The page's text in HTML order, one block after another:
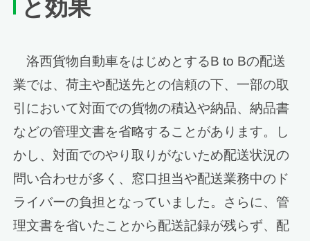
と効果
洛西貨物自動車をはじめとするB to Bの配送
業では、荷主や配送先との信頼の下、一部の取
引において対面での貨物の積込や納品、納品書
などの管理文書を省略することがあります。し
かし、対面でのやり取りがないため配送状況の
問い合わせが多く、窓口担当や配送業務中のド
ライバーの負担となっていました。さらに、管
理文書を省いたことから配送記録が残らず、配